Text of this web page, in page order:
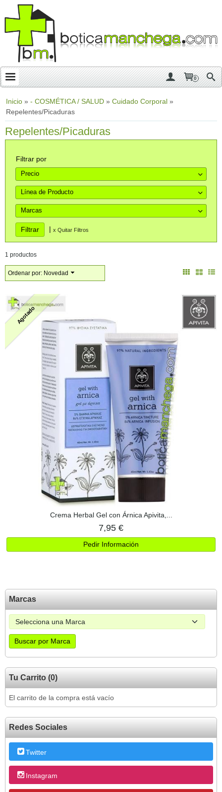
0
Marcas
Tu Carrito (0)
El carrito de la compra está vacío
Redes Sociales
Twitter
Instagram
Inicio » - COSMÉTICA / SALUD » Cuidado Corporal »
Repelentes/Picaduras
Repelentes/Picaduras
Filtrar por
Precio
Línea de Producto
Marcas
x Quitar Filtros
1 productos
Ordenar por: Novedad
Agotado
Crema Herbal Gel con Árnica Apivita,...
7,95 €
Pedir Información